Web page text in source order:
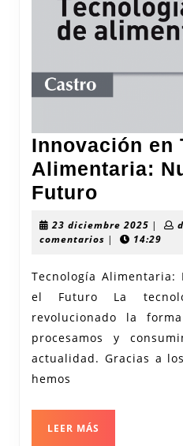
Innovación en
Alimentaria:
Futuro
el
Futuro
23 diciembre 2025 23|
comentarios | 14:29
Tecnología
el Futuro La
revolucionado la
procesamos y
actualidad. Gracias a
hemos
LEER MÁS